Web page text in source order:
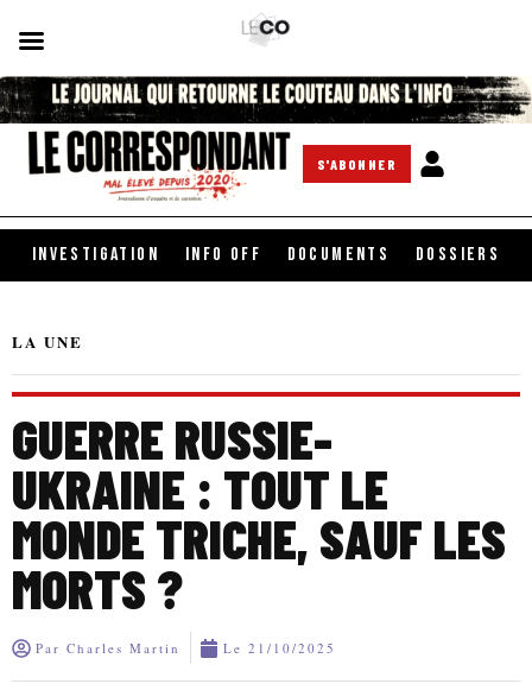
S'ABONNER
INVESTIGATION INFO OFF DOCUMENTS DOSSIERS
LA UNE
GUERRE RUSSIE-
UKRAINE : TOUT LE
MONDE TRICHE, SAUF LES
MORTS ?
Par Charles Martin Le 21/10/2025